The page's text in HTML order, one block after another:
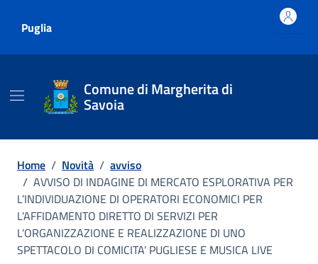
Puglia
Comune di Margherita di
Savoia
Home / Novità / avviso
/ AVVISO DI INDAGINE DI MERCATO ESPLORATIVA PER
L’INDIVIDUAZIONE DI OPERATORI ECONOMICI PER
L’AFFIDAMENTO DIRETTO DI SERVIZI PER
L’ORGANIZZAZIONE E REALIZZAZIONE DI UNO
SPETTACOLO DI COMICITA’ PUGLIESE E MUSICA LIVE